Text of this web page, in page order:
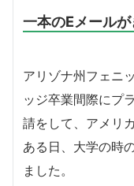
一本のEメール
アリゾナ州フェニ
ッジ卒業間際にプ
請をして、アメリ
ある日、大学の時
ました。